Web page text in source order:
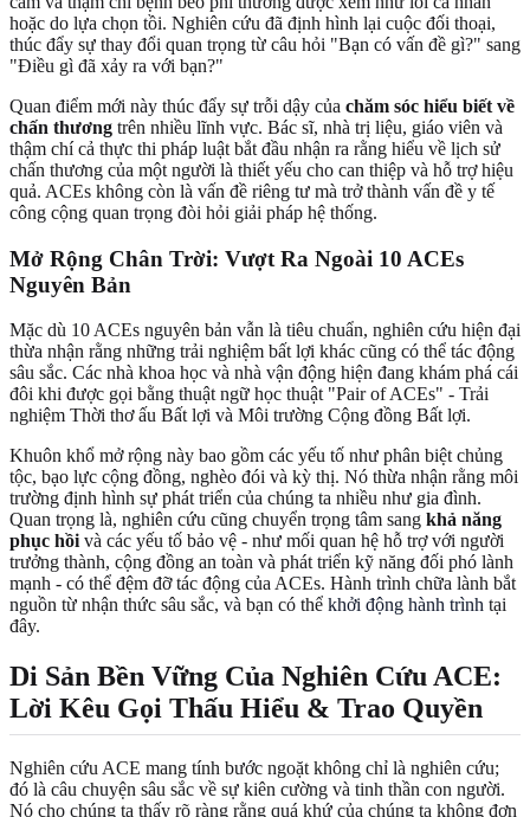
hoặc do lựa chọn tồi. Nghiên cứu đã định hình lại cuộc đối thoại,
thúc đẩy sự thay đổi quan trọng từ câu hỏi "Bạn có vấn đề gì?" sang
"Điều gì đã xảy ra với bạn?"
Quan điểm mới này thúc đẩy sự trỗi dậy của chăm sóc hiểu biết về
chấn thương trên nhiều lĩnh vực. Bác sĩ, nhà trị liệu, giáo viên và
thậm chí cả thực thi pháp luật bắt đầu nhận ra rằng hiểu về lịch sử
chấn thương của một người là thiết yếu cho can thiệp và hỗ trợ hiệu
quả. ACEs không còn là vấn đề riêng tư mà trở thành vấn đề y tế
công cộng quan trọng đòi hỏi giải pháp hệ thống.
Mở Rộng Chân Trời: Vượt Ra Ngoài 10 ACEs
Nguyên Bản
Mặc dù 10 ACEs nguyên bản vẫn là tiêu chuẩn, nghiên cứu hiện đại
thừa nhận rằng những trải nghiệm bất lợi khác cũng có thể tác động
sâu sắc. Các nhà khoa học và nhà vận động hiện đang khám phá cái
đôi khi được gọi bằng thuật ngữ học thuật "Pair of ACEs" - Trải
nghiệm Thời thơ ấu Bất lợi và Môi trường Cộng đồng Bất lợi.
Khuôn khổ mở rộng này bao gồm các yếu tố như phân biệt chủng
tộc, bạo lực cộng đồng, nghèo đói và kỳ thị. Nó thừa nhận rằng môi
trường định hình sự phát triển của chúng ta nhiều như gia đình.
Quan trọng là, nghiên cứu cũng chuyển trọng tâm sang khả năng
phục hồivà các yếu tố bảo vệ - như mối quan hệ hỗ trợ với người
trưởng thành, cộng đồng an toàn và phát triển kỹ năng đối phó lành
mạnh - có thể đệm đỡ tác động của ACEs. Hành trình chữa lành bắt
nguồn từ nhận thức sâu sắc, và bạn có thể khởi động hành trình tại
đây.
Di Sản Bền Vững Của Nghiên Cứu ACE:
Lời Kêu Gọi Thấu Hiểu & Trao Quyền
Nghiên cứu ACE mang tính bước ngoặt không chỉ là nghiên cứu;
đó là câu chuyện sâu sắc về sự kiên cường và tinh thần con người.
Nó cho chúng ta thấy rõ ràng rằng quá khứ của chúng ta không đơn